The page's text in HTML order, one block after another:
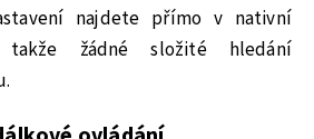
najdete přímo v nativní
takže žádné složité hledání